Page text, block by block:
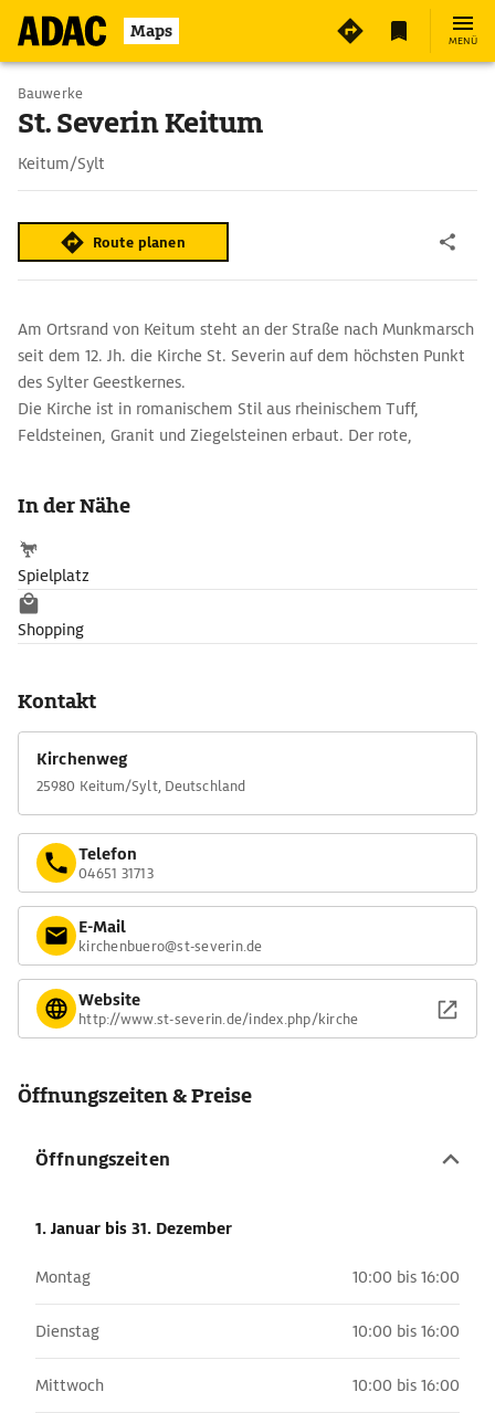
Maps MENÜ
Bauwerke
St. Severin Keitum
Keitum/Sylt
Route planen
Am Ortsrand von Keitum steht an der Straße nach Munkmarsch
seit dem 12. Jh. die Kirche St. Severin auf dem höchsten Punkt
des Sylter Geestkernes.
Die Kirche ist in romanischem Stil aus rheinischem Tuff,
Feldsteinen, Granit und Ziegelsteinen erbaut. Der rote,
Fast jeden Mittwoch Abend finden hier Orgelkonzerte statt.
In der Nähe
Spielplatz
Shopping
Kontakt
Kirchenweg
25980 Keitum/Sylt, Deutschland
Telefon
04651 31713
E-Mail
kirchenbuero@st-severin.de
Website
http://www.st-severin.de/index.php/kirche
Öffnungszeiten & Preise
Öffnungszeiten
1. Januar bis 31. Dezember
Montag 10:00 bis 16:00
Dienstag 10:00 bis 16:00
Mittwoch 10:00 bis 16:00